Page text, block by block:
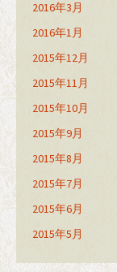
2016年3月
2016年1月
2015年12月
2015年11月
2015年10月
2015年9月
2015年8月
2015年7月
2015年6月
2015年5月